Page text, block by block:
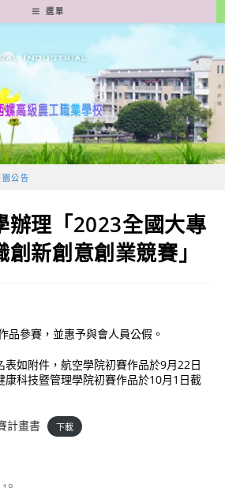
選單
園公告
辦理「2023全國大專
新創意創業競賽」
品參賽，並惠予與會人員公假。
如附件，航空學院初賽作品於9月22日
康科技暨管理學院初賽作品於10月1日截
計畫書 下載